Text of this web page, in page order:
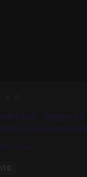
Excel - Gagner en
productivité (niveau avancé)
Gros